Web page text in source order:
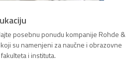
posebnu ponudu kompanije Rohde &
su namenjeni za naučne i obrazovne
i instituta.